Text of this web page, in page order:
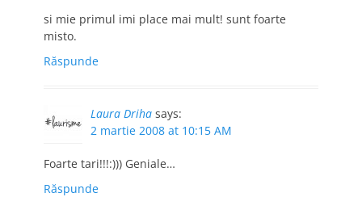
si mie primul imi place mai mult! sunt foarte
misto.
Răspunde
Laura Driha says:
2 martie 2008 at 10:15 AM
Foarte tari!!!:))) Geniale…
Răspunde